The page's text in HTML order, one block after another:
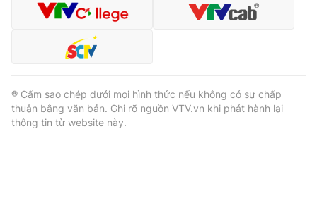
® Cấm sao chép dưới mọi hình thức nếu không có sự chấp
thuận bằng văn bản. Ghi rõ nguồn VTV.vn khi phát hành lại
thông tin từ website này.